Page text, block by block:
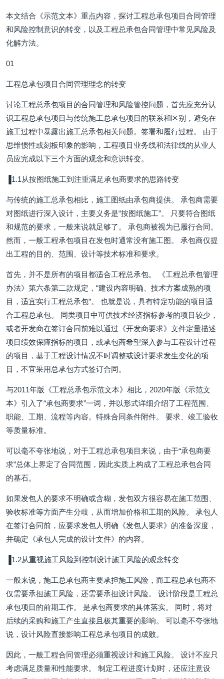
本文结合《示范文本》重点内容，探讨工程总承包项目合同管理
和风险控制意识的转变，以及工程总承包合同管理中常见风险及
化解方法。
01
工程总承包项目合同管理理念的转变
讨论工程总承包项目的合同管理和风险管控问题，首先应充分认
识工程总承包项目与传统施工总承包项目的联系和区别，避免在
施工过程中暴露出施工总承包相关问题。签署和履行过程。 由于
思维惯性或刻板印象的影响，工程项目业务线和法律线的从业人
员应完成以下三个方面的观念和意识转变。
▐1.1从按图纸施工到注重满足承包商要求的思路转变
与传统的施工总承包相比，施工图纸由承包商提供。 承包商需要
对图纸进行深入设计，主要义务是“按图纸施工”。 只要符合图纸
和规范的要求，一般来说就足够了。 承包商被视为已履行合同。
然而，一般工程承包项目在发包时通常没有施工图。 承包商仅提
出工程的目的、范围、设计等技术标准和要求。
首先，并不是所有的项目都适合工程总承包。 《工程总承包管理
办法》第六条第二款规定，“建设内容明确、技术方案成熟的项
目，适宜实行工程总承包”。 也就是说，具有特定功能的项目适
合工程总承包。 同类项目中可供技术经济指标参考的项目较少，
或者开发商在签订合同前难以通过《开发商要求》文件定量描述
项目绩效保障指标的项目，或承包商希望深入参与工程设计过程
的项目，基于工程设计情况不时调整或设计要求发生变化的项
目，不宜采用总承包方式签订合同。
与2011年版《工程总承包示范文本》相比，2020年版《示范文
本》引入了“承包商要求”一词，并以形式详细介绍了工程范围、
职能、工期、流程等内容。特殊合同条件附件。 要求、竣工验收
等质量标准。
可以毫不夸张地说，对于工程总承包项目来说，由于“承包商要
求”总体上界定了合同范围，因此实质上构成了工程总承包合同
的基石。
如果发包人的要求不明确或含糊，发包双方很容易在施工范围、
验收标准等方面产生分歧，从而增加价格和工期的风险。 承包人
在签订合同前，应要求发包人明确《发包人要求》的准备深度，
并确定《承包人完成的设计文件》的内容。
▐1.2从重视施工风险到控制设计施工风险的观念转变
一般来说，施工总承包商主要承担施工风险，而工程总承包商不
仅需要承担施工风险，还需要承担设计风险。 设计阶段是工程总
承包项目的前期工作。 是承包商要求的具体落实。 同时，将对
后续的采购和施工产生直接且极其重要的影响。 可以毫不夸张地
说，设计风险直接影响工程总承包项目的成败。
因此，一般工程合同管理必须重视设计和施工风险。 设计不应只
考虑满足质量和性能要求。 制定工程进度计划时，还应注意设